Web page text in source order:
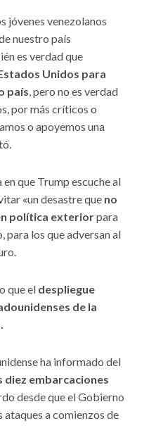
jóvenes venezolanos
nuestro país
es verdad que
Unidos para
país, pero no es verdad
por más críticos o
o apoyemos una
que Trump escuche al
«un desastre que no
política exteriorpara
para los que adversan al
que el despliegue
de la
ha informado del
diez embarcaciones
desde que el Gobierno
ataques a comienzos de